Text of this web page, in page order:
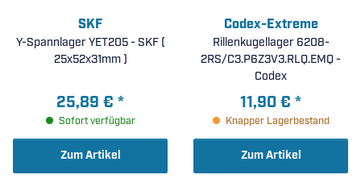
SKF
Y-Spannlager YET205 - SKF (
25x52x31mm )
25,89 € *
Sofort verfügbar
Zum Artikel
Codex-Extreme
Rillenkugellager 6208-
2RS/C3.P6Z3V3.RLQ.EMQ -
Codex
11,90 € *
Knapper Lagerbestand
Zum Artikel